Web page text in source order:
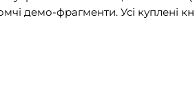
демо-фрагменти. Усі куплені